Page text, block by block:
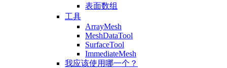
表面数组
工具
ArrayMesh
MeshDataTool
SurfaceTool
ImmediateMesh
我应该使用哪一个？